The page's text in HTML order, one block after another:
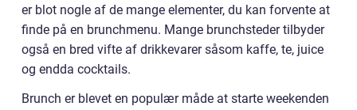
er blot nogle af de mange elementer, du kan forvente at
finde på en brunchmenu. Mange brunchsteder tilbyder
også en bred vifte af drikkevarer såsom kaffe, te, juice
og endda cocktails.
Brunch er blevet en populær måde at starte weekenden